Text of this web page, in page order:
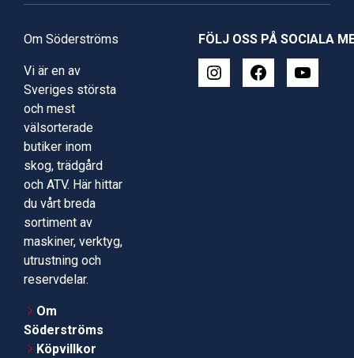
Om Söderströms
Vi är en av
Sveriges största
och mest
välsorterade
butiker inom
skog, trädgård
och ATV. Här hittar
du vårt breda
sortiment av
maskiner, verktyg,
utrustning och
reservdelar.
Om
Söderströms
Köpvillkor
FÖLJ OSS PÅ SOCIALA